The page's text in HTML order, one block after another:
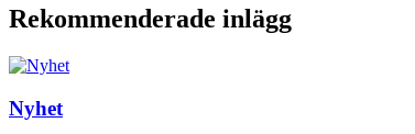
Rekommenderade inlägg
Nyhet